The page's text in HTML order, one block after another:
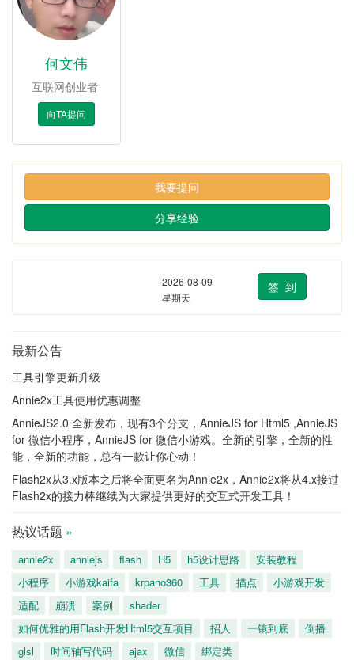
何文伟
互联网创业者
向TA提问
我要提问
分享经验
签 到
2026-08-09
星期天
最新公告
工具引擎更新升级
Annie2x工具使用优惠调整
AnnieJS2.0 全新发布，现有3个分支，AnnieJS for Html5 ,AnnieJS
for 微信小程序，AnnieJS for 微信小游戏。全新的引擎，全新的性
能，全新的功能，总有一款让你心动！
Flash2x从3.x版本之后将全面更名为Annie2x，Annie2x将从4.x接过
Flash2x的接力棒继续为大家提供更好的交互式开发工具！
热议话题 »
annie2x anniejs flash H5 h5设计思路
安装教程
小程序
小游戏kaifa krpano360 工具 描点
小游戏开发
适配
崩溃 案例
shader
如何优雅的用Flash开发Html5交互项目
招人 一镜到底
倒播
glsl
时间轴写代码 ajax 微信 绑定类